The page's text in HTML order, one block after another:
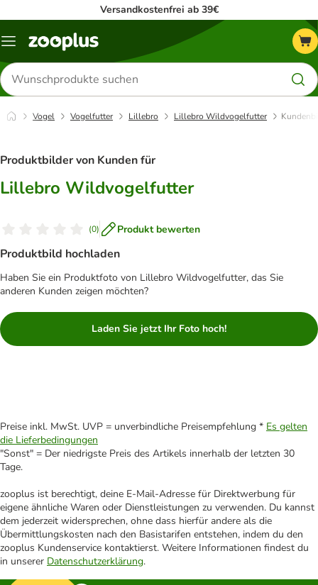
Versandkostenfrei ab 39€
Menü
Produkte
suchen
Vogel Vogelfutter Lillebro Lillebro Wildvogelfutter
Produktbilder von Kunden für
Lillebro Wildvogelfutter
(0) Produkt bewerten
Produktbild hochladen
Haben Sie ein Produktfoto von Lillebro Wildvogelfutter, das Sie
anderen Kunden zeigen möchten?
Laden Sie jetzt Ihr Foto hoch!
Preise inkl. MwSt. UVP = unverbindliche Preisempfehlung * Es gelten
die Lieferbedingungen
"Sonst" = Der niedrigste Preis des Artikels innerhalb der letzten 30
Tage.
zooplus ist berechtigt, deine E-Mail-Adresse für Direktwerbung für
eigene ähnliche Waren oder Dienstleistungen zu verwenden. Du kannst
dem jederzeit widersprechen, ohne dass hierfür andere als die
Übermittlungskosten nach den Basistarifen entstehen, indem du den
zooplus Kundenservice kontaktierst. Weitere Informationen findest du
in unserer Datenschutzerklärung.